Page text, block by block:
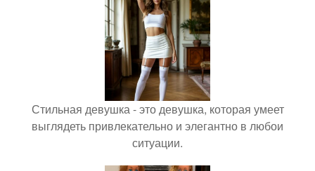
Стильная девушка - это девушка, которая умеет
выглядеть привлекательно и элегантно в любои
ситуации.